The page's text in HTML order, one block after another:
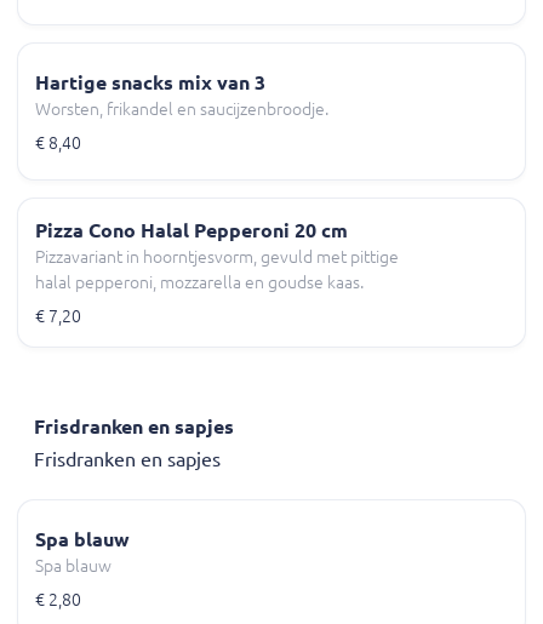
Hartige snacks mix van 3
Worsten, frikandel en saucijzenbroodje.
€ 8,40
Pizza Cono Halal Pepperoni 20 cm
Pizzavariant in hoorntjesvorm, gevuld met pittige
halal pepperoni, mozzarella en goudse kaas.
€ 7,20
Frisdranken en sapjes
Frisdranken en sapjes
Spa blauw
Spa blauw
€ 2,80